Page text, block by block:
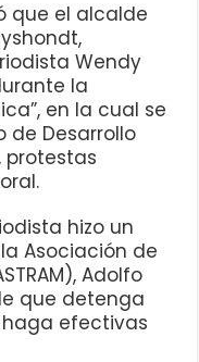
que el alcalde
Wendy
la
en la cual se
de Desarrollo
protestas
hizo un
Asociación de
Adolfo
que detenga
efectivas